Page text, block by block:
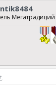
Мегатрадиций
↑